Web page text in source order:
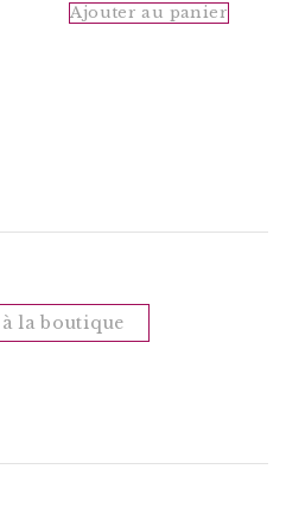
$704.00.$563.20.
Ajouter au panier
la boutique